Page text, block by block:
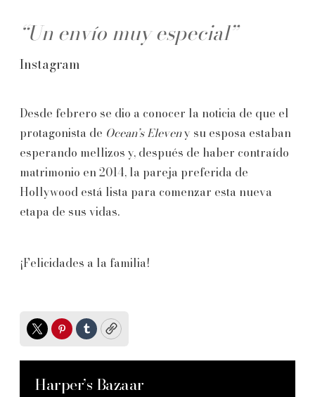
“Un envío muy especial”
Instagram
Desde febrero se dio a conocer la noticia de que el
protagonista de Ocean’s Eleveny su esposa estaban
esperando mellizos y, después de haber contraído
matrimonio en 2014, la pareja preferida de
Hollywood está lista para comenzar esta nueva
etapa de sus vidas.
¡Felicidades a la familia!
TwitterPinterest
TumblrCopy
Harper’s Bazaar